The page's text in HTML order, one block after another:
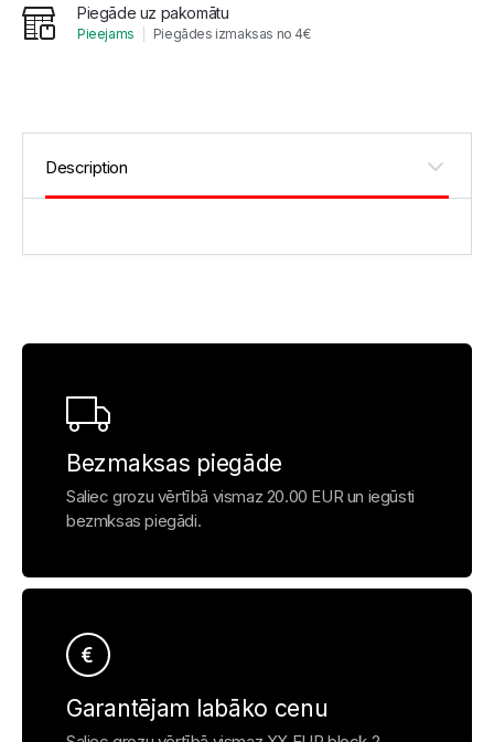
Piegāde uz pakomātu
Pieejams Piegādes izmaksas no 4€
Bezmaksas piegāde
Saliec grozu vērtībā vismaz 20.00 EUR un iegūsti
bezmksas piegādi.
Garantējam labāko cenu